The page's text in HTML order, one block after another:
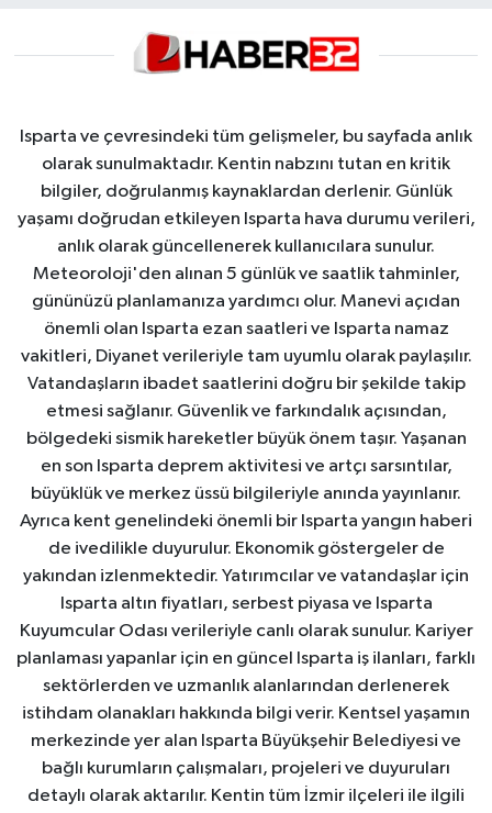
Isparta ve çevresindeki tüm gelişmeler, bu sayfada anlık
olarak sunulmaktadır. Kentin nabzını tutan en kritik
bilgiler, doğrulanmış kaynaklardan derlenir. Günlük
yaşamı doğrudan etkileyen Isparta hava durumu verileri,
anlık olarak güncellenerek kullanıcılara sunulur.
Meteoroloji'den alınan 5 günlük ve saatlik tahminler,
gününüzü planlamanıza yardımcı olur. Manevi açıdan
önemli olan Isparta ezan saatleri ve Isparta namaz
vakitleri, Diyanet verileriyle tam uyumlu olarak paylaşılır.
Vatandaşların ibadet saatlerini doğru bir şekilde takip
etmesi sağlanır. Güvenlik ve farkındalık açısından,
bölgedeki sismik hareketler büyük önem taşır. Yaşanan
en son Isparta deprem aktivitesi ve artçı sarsıntılar,
büyüklük ve merkez üssü bilgileriyle anında yayınlanır.
Ayrıca kent genelindeki önemli bir Isparta yangın haberi
de ivedilikle duyurulur. Ekonomik göstergeler de
yakından izlenmektedir. Yatırımcılar ve vatandaşlar için
Isparta altın fiyatları, serbest piyasa ve Isparta
Kuyumcular Odası verileriyle canlı olarak sunulur. Kariyer
planlaması yapanlar için en güncel Isparta iş ilanları, farklı
sektörlerden ve uzmanlık alanlarından derlenerek
istihdam olanakları hakkında bilgi verir. Kentsel yaşamın
merkezinde yer alan Isparta Büyükşehir Belediyesi ve
bağlı kurumların çalışmaları, projeleri ve duyuruları
detaylı olarak aktarılır. Kentin tüm İzmir ilçeleri ile ilgili